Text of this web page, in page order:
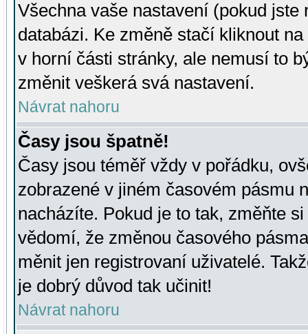
Všechna vaše nastavení (pokud
databázi. Ke změně stačí kliknout
v horní části stránky, ale nemusí to
změnit veškerá svá nastavení.
Návrat nahoru
Časy jsou špatně!
Časy jsou téměř vždy v pořádku,
zobrazené v jiném časovém pásmu
nacházíte. Pokud je to tak, změňte
vědomí, že změnou časového
měnit jen registrovaní uživatelé.
je dobrý důvod tak učinit!
Návrat nahoru